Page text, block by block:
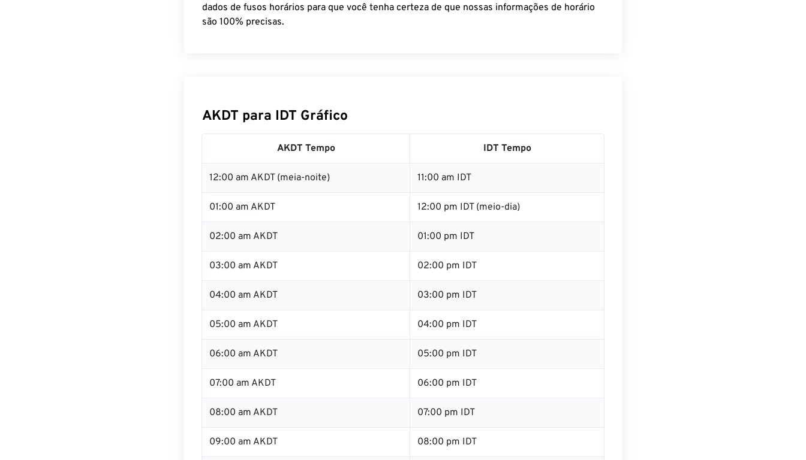
dados de fusos horários para que você tenha certeza de que nossas informações de horário
são 100% precisas.
AKDT para IDT Gráfico
AKDT Tempo IDT Tempo
12:00 am AKDT (meia-noite) 11:00 am IDT
01:00 am AKDT 12:00 pm IDT (meio-dia)
02:00 am AKDT 01:00 pm IDT
03:00 am AKDT 02:00 pm IDT
04:00 am AKDT 03:00 pm IDT
05:00 am AKDT 04:00 pm IDT
06:00 am AKDT 05:00 pm IDT
07:00 am AKDT 06:00 pm IDT
08:00 am AKDT 07:00 pm IDT
09:00 am AKDT 08:00 pm IDT